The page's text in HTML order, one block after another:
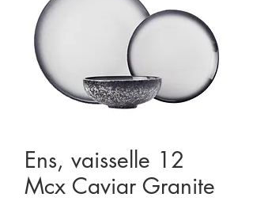
Ens, vaisselle 12
Mcx Caviar Granite